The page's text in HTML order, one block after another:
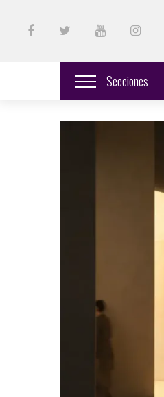
Secciones